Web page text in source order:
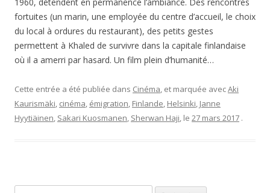
fortuites (un marin, une employée du centre d’accueil, le choix
du local à ordures du restaurant), des petits gestes
permettent à Khaled de survivre dans la capitale finlandaise
où il a amerri par hasard. Un film plein d’humanité…
Cette entrée a été publiée dans Cinéma, et marquée avecAki
Kaurismäki, cinéma, émigration, Finlande, Helsinki, Janne
Hyytiäinen, Sakari Kuosmanen, Sherwan Haji, le 27 mars 2017 .